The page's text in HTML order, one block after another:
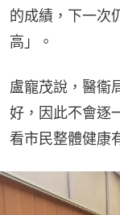
的成績，下一次
高」。
盧寵茂說，醫衞
好，因此不會逐
看市民整體健康